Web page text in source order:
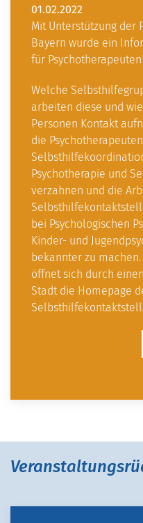
01.02.2022
Mit Unterstützung der
Bayern wurde ein
für
Welche
arbeiten diese und
Personen Kontakt
die
Psychotherapie und
verzahnen und die
bei Psychologischen
Kinder- und
bekannter zu
öffnet sich durch
Stadt die Homepage